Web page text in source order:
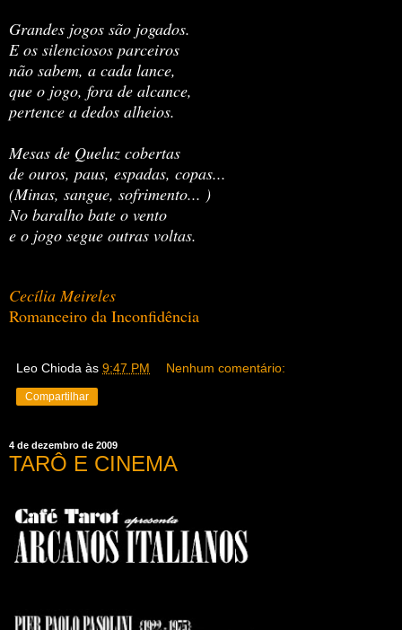
Grandes jogos são jogados.
E os silenciosos parceiros
não sabem, a cada lance,
que o jogo, fora de alcance,
pertence a dedos alheios.
Mesas de Queluz cobertas
de ouros, paus, espadas, copas...
(Minas, sangue, sofrimento... )
No baralho bate o vento
e o jogo segue outras voltas.
Cecília Meireles
Romanceiro da Inconfidência
Leo Chioda às 9:47 PM Nenhum comentário:
Compartilhar
4 de dezembro de 2009
TARÔ E CINEMA